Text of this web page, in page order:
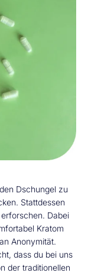
Dschungel zu
Stattdessen
Dabei
Kratom
Anonymität.
dass du bei uns
der traditionellen